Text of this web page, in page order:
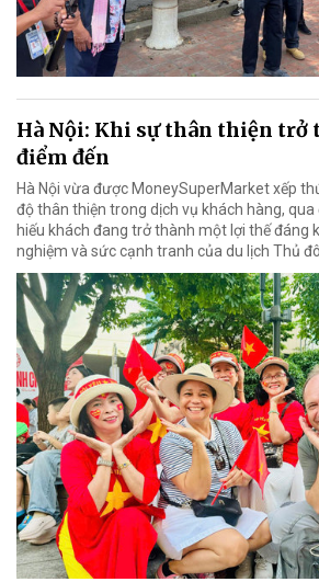
Hà Nội: Khi sự thân thiện trở
điểm đến
Hà Nội vừa được MoneySuperMarket xếp
độ thân thiện trong dịch vụ khách hàng,
hiếu khách đang trở thành một lợi thế đáng
nghiệm và sức cạnh tranh của du lịch Thủ đô.